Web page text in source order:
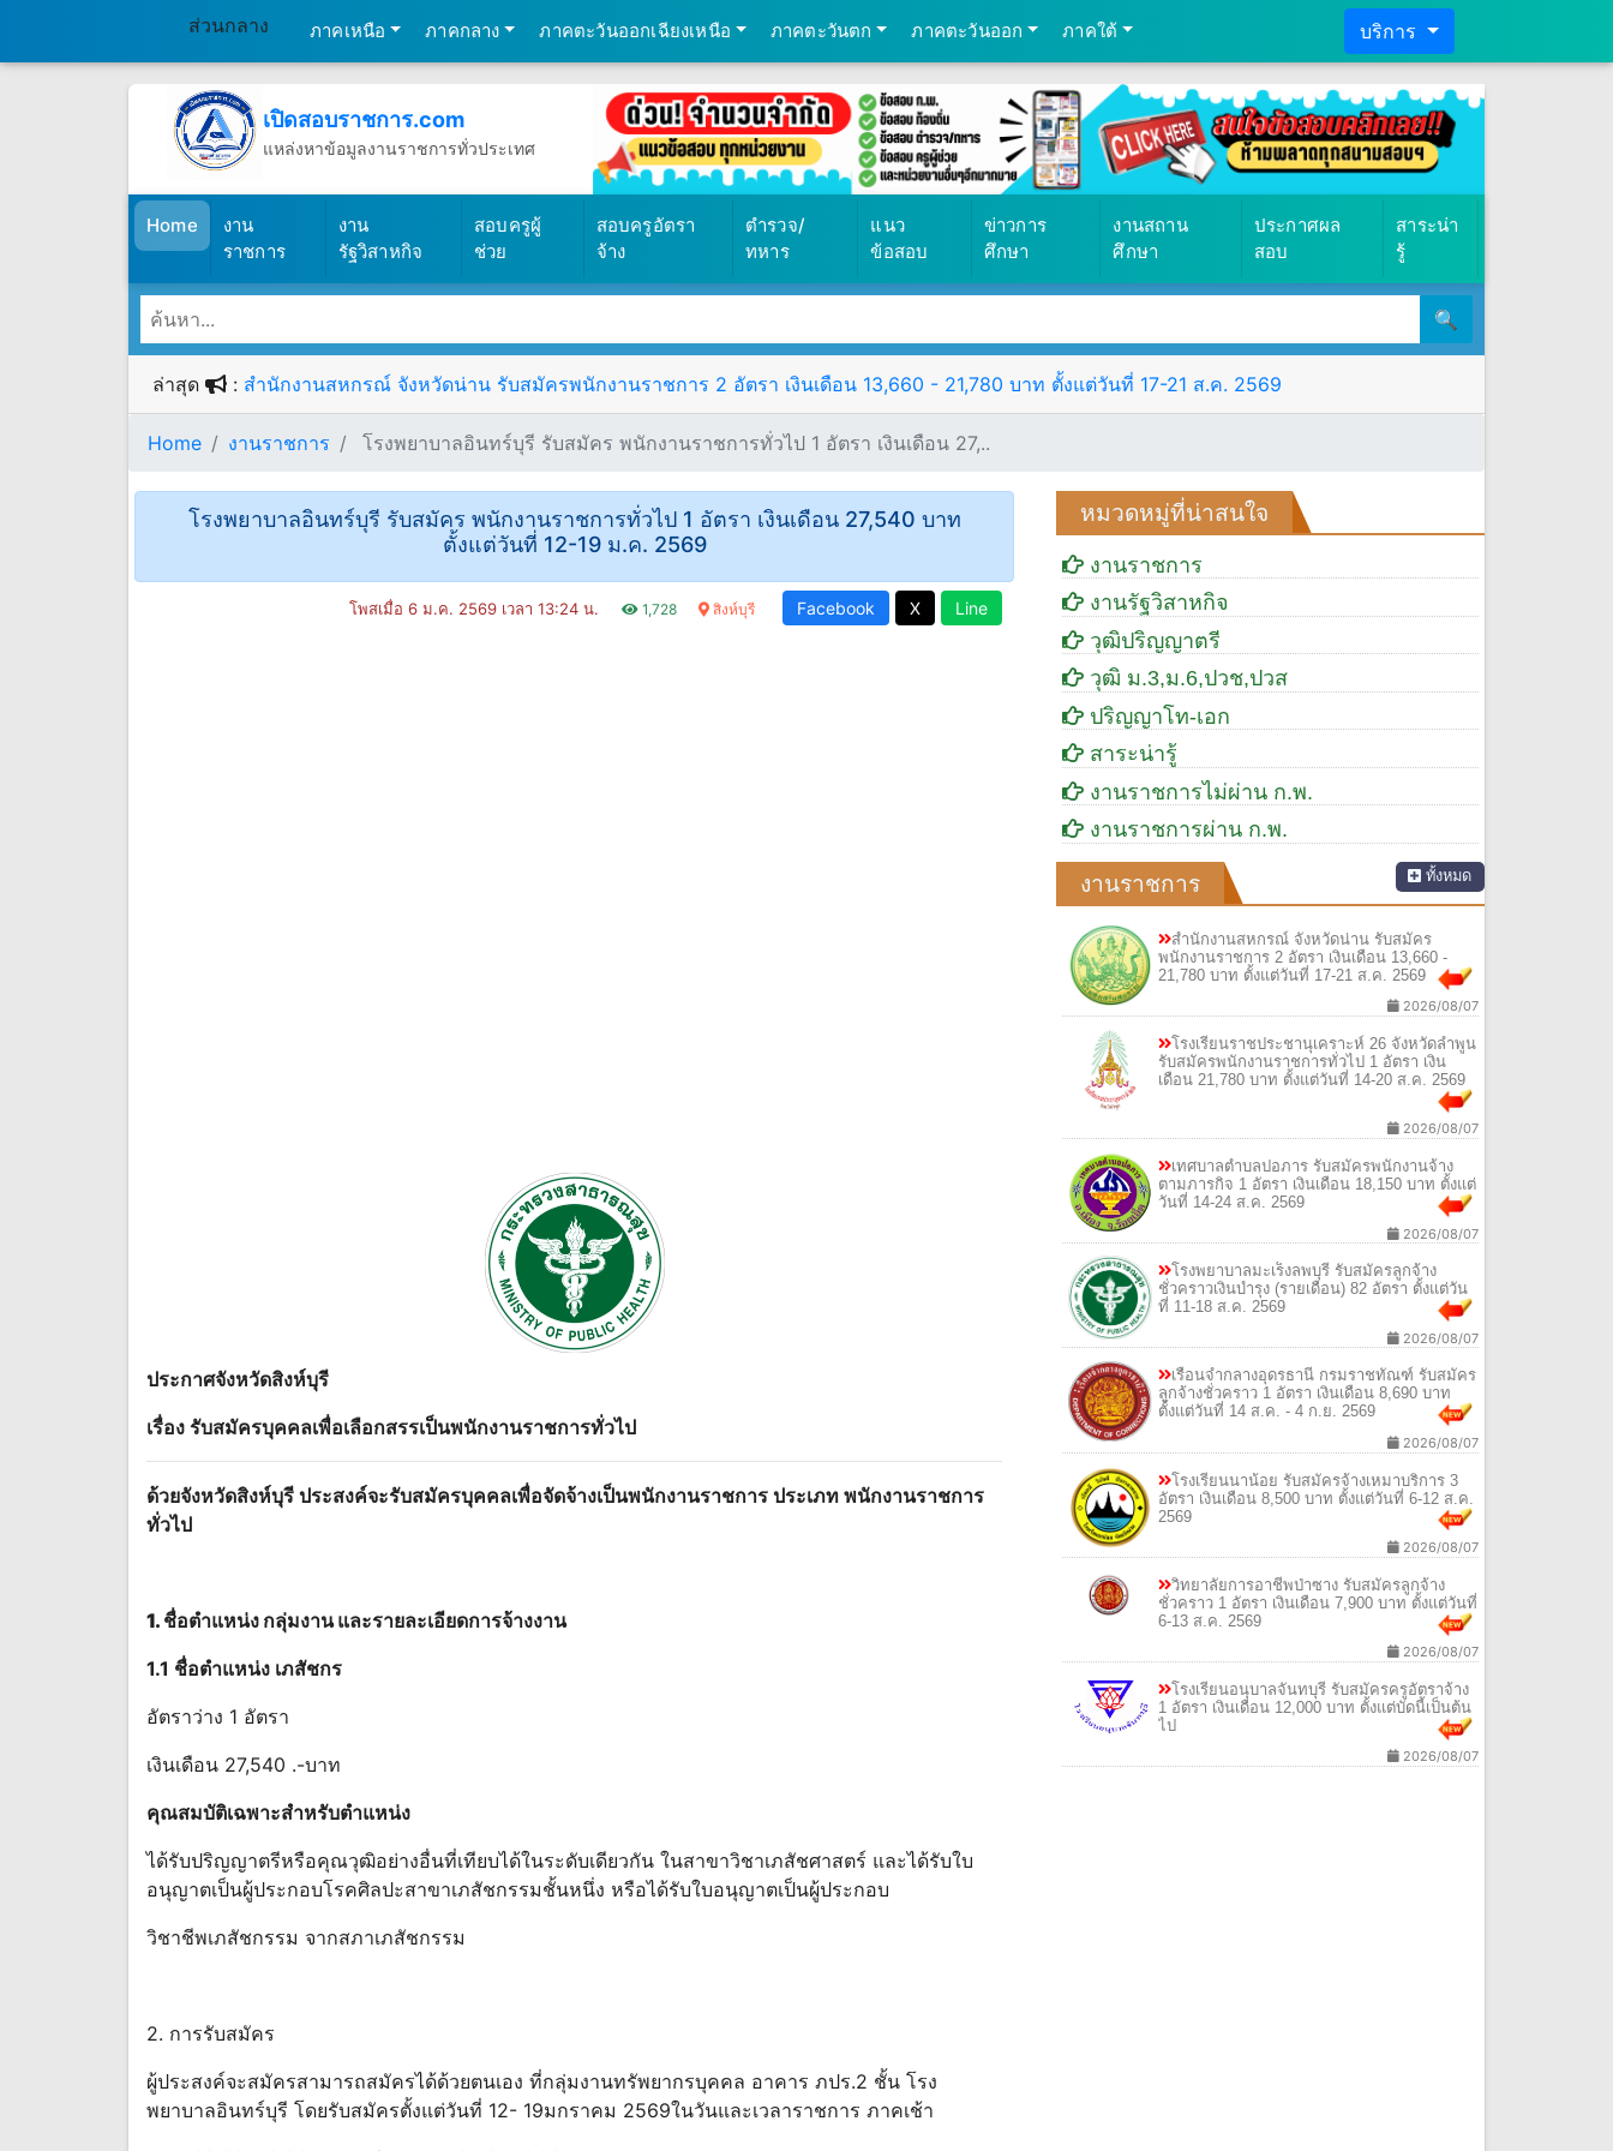
ส่วนกลาง ภาคเหนือ ภาคกลาง ภาคตะวันออกเฉียงเหนือ ภาคตะวันตก ภาคตะวันออก ภาคใต้ บริการ
เปิดสอบราชการ.com
แหล่งหาข้อมูลงานราชการทั่วประเทศ
Home(เปิดสอบราชการ)
งาน
ราชการ
งาน
รัฐวิสาหกิจ
สอบครูผู้
ช่วย
สอบครูอัตรา
จ้าง
ตำรวจ/
ทหาร
แนว
ข้อสอบ
ข่าวการ
ศึกษา
งานสถาน
ศึกษา
ประกาศผล
สอบ
สาระน่า
รู้
🔍
ล่าสุด : สำนักงานสหกรณ์ จังหวัดน่าน รับสมัครพนักงานราชการ 2 อัตรา เงินเดือน 13,660 - 21,780 บาท ตั้งแต่วันที่ 17-21 ส.ค. 2569
Home งานราชการ โรงพยาบาลอินทร์บุรี รับสมัคร พนักงานราชการทั่วไป 1 อัตรา เงินเดือน 27,..
โรงพยาบาลอินทร์บุรี รับสมัคร พนักงานราชการทั่วไป 1 อัตรา เงินเดือน 27,540 บาท
ตั้งแต่วันที่ 12-19 ม.ค. 2569
โพสเมื่อ 6 ม.ค. 2569 เวลา 13:24 น. 1,728 สิงห์บุรี Facebook X Line
ประกาศจังหวัดสิงห์บุรี
เรื่อง รับสมัครบุคคลเพื่อเลือกสรรเป็นพนักงานราชการทั่วไป
ด้วยจังหวัดสิงห์บุรี ประสงค์จะรับสมัครบุคคลเพื่อจัดจ้างเป็นพนักงานราชการ ประเภท พนักงานราชการ
ทั่วไป
1. ชื่อตําแหน่ง กลุ่มงาน และรายละเอียดการจ้างงาน
1.1 ชื่อตําแหน่ง เภสัชกร
อัตราว่าง 1 อัตรา
เงินเดือน 27,540 .-บาท
คุณสมบัติเฉพาะสําหรับตําแหน่ง
ได้รับปริญญาตรีหรือคุณวุฒิอย่างอื่นที่เทียบได้ในระดับเดียวกัน ในสาขาวิชาเภสัชศาสตร์ และได้รับใบ
อนุญาตเป็นผู้ประกอบโรคศิลปะสาขาเภสัชกรรมชั้นหนึ่ง หรือได้รับใบอนุญาตเป็นผู้ประกอบ
วิชาชีพเภสัชกรรม จากสภาเภสัชกรรม
2. การรับสมัคร
ผู้ประสงค์จะสมัครสามารถสมัครได้ด้วยตนเอง ที่กลุ่มงานทรัพยากรบุคคล อาคาร ภปร.2 ชั้น โรง
พยาบาลอินทร์บุรี โดยรับสมัครตั้งแต่วันที่ 12- 19มกราคม 2569ในวันและเวลาราชการ ภาคเช้า
หมวดหมู่ที่น่าสนใจ
งานราชการ
งานรัฐวิสาหกิจ
วุฒิปริญญาตรี
วุฒิ ม.3,ม.6,ปวช,ปวส
ปริญญาโท-เอก
สาระน่ารู้
งานราชการไม่ผ่าน ก.พ.
งานราชการผ่าน ก.พ.
งานราชการ ทั้งหมด
สำนักงานสหกรณ์ จังหวัดน่าน รับสมัคร
พนักงานราชการ 2 อัตรา เงินเดือน 13,660 -
21,780 บาท ตั้งแต่วันที่ 17-21 ส.ค. 2569
2026/08/07
โรงเรียนราชประชานุเคราะห์ 26 จังหวัดลำพูน
รับสมัครพนักงานราชการทั่วไป 1 อัตรา เงิน
เดือน 21,780 บาท ตั้งแต่วันที่ 14-20 ส.ค. 2569
2026/08/07
เทศบาลตำบลปอภาร รับสมัครพนักงานจ้าง
ตามภารกิจ 1 อัตรา เงินเดือน 18,150 บาท ตั้งแต่
วันที่ 14-24 ส.ค. 2569
2026/08/07
โรงพยาบาลมะเร็งลพบุรี รับสมัครลูกจ้าง
ชั่วคราวเงินบำรุง (รายเดือน) 82 อัตรา ตั้งแต่วัน
ที่ 11-18 ส.ค. 2569
2026/08/07
เรือนจำกลางอุดรธานี กรมราชทัณฑ์ รับสมัคร
ลูกจ้างชั่วคราว 1 อัตรา เงินเดือน 8,690 บาท
ตั้งแต่วันที่ 14 ส.ค. - 4 ก.ย. 2569
2026/08/07
โรงเรียนนาน้อย รับสมัครจ้างเหมาบริการ 3
อัตรา เงินเดือน 8,500 บาท ตั้งแต่วันที่ 6-12 ส.ค.
2569
2026/08/07
วิทยาลัยการอาชีพป่าซาง รับสมัครลูกจ้าง
ชั่วคราว 1 อัตรา เงินเดือน 7,900 บาท ตั้งแต่วันที่
6-13 ส.ค. 2569
2026/08/07
โรงเรียนอนุบาลจันทบุรี รับสมัครครูอัตราจ้าง
1 อัตรา เงินเดือน 12,000 บาท ตั้งแต่บัดนี้เป็นต้น
ไป
2026/08/07